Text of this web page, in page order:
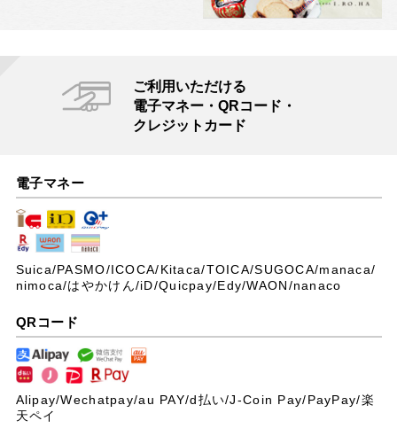
ご利用いただける
電子マネー・QRコード・
クレジットカード
電子マネー
Suica/PASMO/ICOCA/Kitaca/TOICA/SUGOCA/manaca/
nimoca/はやかけん/iD/Quicpay/Edy/WAON/nanaco
QRコード
Alipay/Wechatpay/au PAY/d払い/J-Coin Pay/PayPay/楽
天ペイ